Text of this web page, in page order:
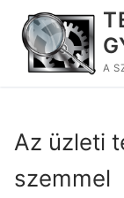
Ugrás
tartalomra
A
Az üzleti
szemmel